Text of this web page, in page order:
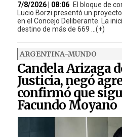
7/8/2026 | 08:06 El bloque de
Lucio Borzi presentó un
en el Concejo Deliberante. La
destino de más de 669 ...(+)
ARGENTINA-MUNDO
Candela Arizaga
Justicia, negó
confirmó que
Facundo Moyano